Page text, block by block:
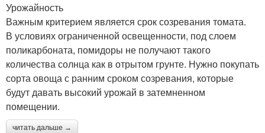
Урожайность
Важным критерием является срок созревания томата.
В условиях ограниченной освещенности, под слоем
поликарбоната, помидоры не получают такого
количества солнца как в отрытом грунте. Нужно покупать
сорта овоща с ранним сроком созревания, которые
будут давать высокий урожай в затемненном
помещении.
читать дальше →